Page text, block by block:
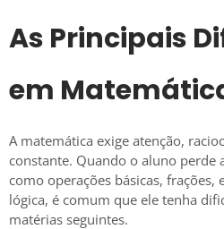
As Principais
em
A matemática exige atenção,
constante. Quando o aluno perde
como operações básicas, frações,
lógica, é comum que ele tenha
matérias seguintes.